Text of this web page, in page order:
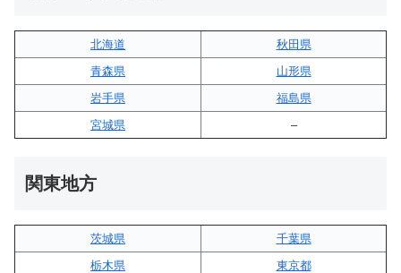
北海道
秋田県
青森県
山形県
岩手県
福島県
宮城県
–
関東地方
茨城県
千葉県
栃木県
東京都